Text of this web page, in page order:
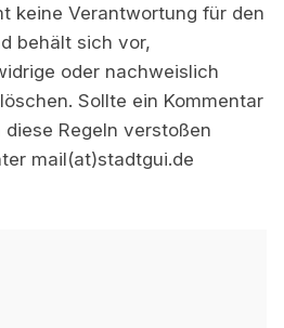
keine Verantwortung für den
behält sich vor,
oder nachweislich
Sollte ein Kommentar
Regeln verstoßen
mail(at)stadtgui.de